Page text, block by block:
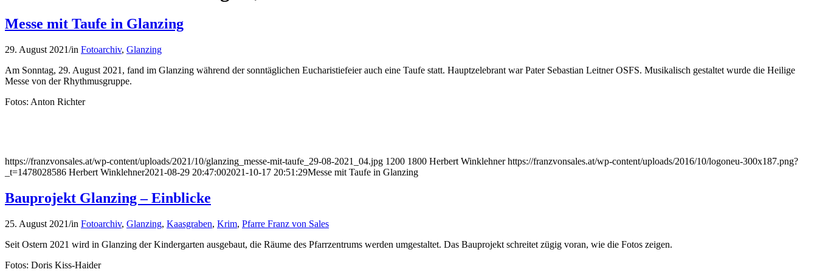
Messe mit Taufe in Glanzing
29. August 2021/in Fotoarchiv, Glanzing
Am Sonntag, 29. August 2021, fand im Glanzing während der sonntäglichen Eucharistiefeier auch eine Taufe statt. Hauptzelebrant war Pater Sebastian Leitner OSFS. Musikalisch gestaltet wurde die Heilige
Messe von der Rhythmusgruppe.
Fotos: Anton Richter
https://franzvonsales.at/wp-content/uploads/2021/10/glanzing_messe-mit-taufe_29-08-2021_04.jpg 1200 1800 Herbert Winklehner https://franzvonsales.at/wp-content/uploads/2016/10/logoneu-300x187.png?
_t=1478028586 Herbert Winklehner2021-08-29 20:47:002021-10-17 20:51:29Messe mit Taufe in Glanzing
Bauprojekt Glanzing – Einblicke
25. August 2021/in Fotoarchiv, Glanzing, Kaasgraben, Krim, Pfarre Franz von Sales
Seit Ostern 2021 wird in Glanzing der Kindergarten ausgebaut, die Räume des Pfarrzentrums werden umgestaltet. Das Bauprojekt schreitet zügig voran, wie die Fotos zeigen.
Fotos: Doris Kiss-Haider